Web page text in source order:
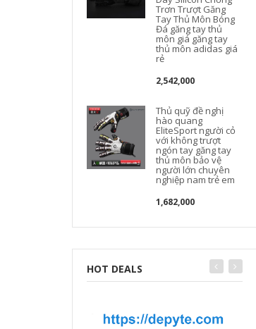
Trơn Trượt Găng
Tay Thủ Môn Bóng
Đá găng tay thủ
môn giá găng tay
thủ môn adidas giá
rẻ
2,542,000
Thủ quỹ đề nghị
hào quang
EliteSport người cỏ
với không trượt
ngón tay găng tay
thủ môn bảo vệ
người lớn chuyên
nghiệp nam trẻ em
1,682,000
HOT DEALS